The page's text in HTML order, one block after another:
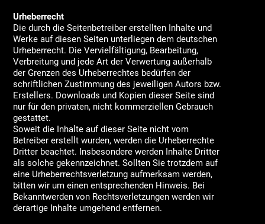
Urheberrecht
Die durch die Seitenbetreiber erstellten Inhalte und
Werke auf diesen Seiten unterliegen dem deutschen
Urheberrecht. Die Vervielfältigung, Bearbeitung,
Verbreitung und jede Art der Verwertung außerhalb
der Grenzen des Urheberrechtes bedürfen der
schriftlichen Zustimmung des jeweiligen Autors bzw.
Erstellers. Downloads und Kopien dieser Seite sind
nur für den privaten, nicht kommerziellen Gebrauch
gestattet.
Soweit die Inhalte auf dieser Seite nicht vom
Betreiber erstellt wurden, werden die Urheberrechte
Dritter beachtet. Insbesondere werden Inhalte Dritter
als solche gekennzeichnet. Sollten Sie trotzdem auf
eine Urheberrechtsverletzung aufmerksam werden,
bitten wir um einen entsprechenden Hinweis. Bei
Bekanntwerden von Rechtsverletzungen werden wir
derartige Inhalte umgehend entfernen.